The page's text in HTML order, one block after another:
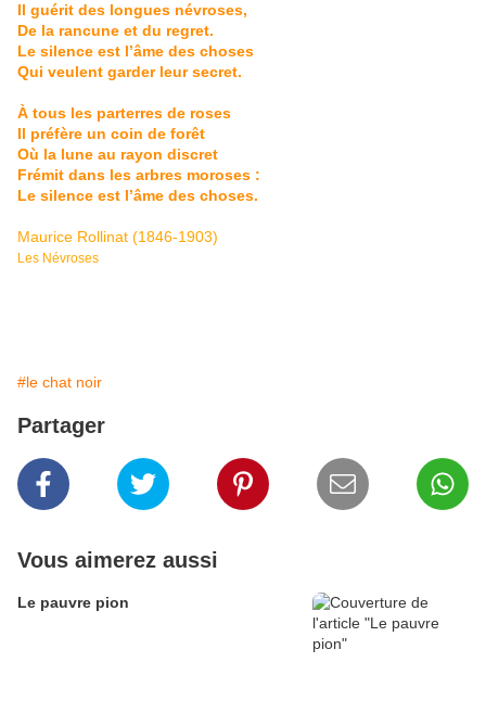
Il guérit des longues névroses,
De la rancune et du regret.
Le silence est l’âme des choses
Qui veulent garder leur secret.
À tous les parterres de roses
Il préfère un coin de forêt
Où la lune au rayon discret
Frémit dans les arbres moroses :
Le silence est l’âme des choses.
Maurice Rollinat (1846-1903)
Les Névroses
#le chat noir
Partager
Vous aimerez aussi
Le pauvre pion